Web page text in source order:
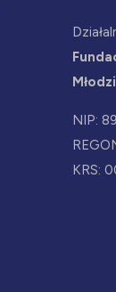
NIP:
KRS: